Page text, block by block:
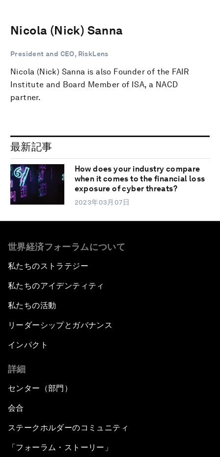
Nicola (Nick) Sanna
President and CEO, RiskLens
Nicola (Nick) Sanna is also Founder of the FAIR
Institute and Board Member of ISA, a NACD
partner.
最新記事
How does your industry compare
when it comes to the financial loss
exposure of cyber threats?
2023年03月07日
世界経済フォーラムについて
私たちのストラテジー
私たちのアイデンティティ
私たちの活動
リーダーシップとガバナンス
インパクト
詳細
センター（部門）
会合
ステークホルダーのコミュニティ
「フォーラム・ストーリー」